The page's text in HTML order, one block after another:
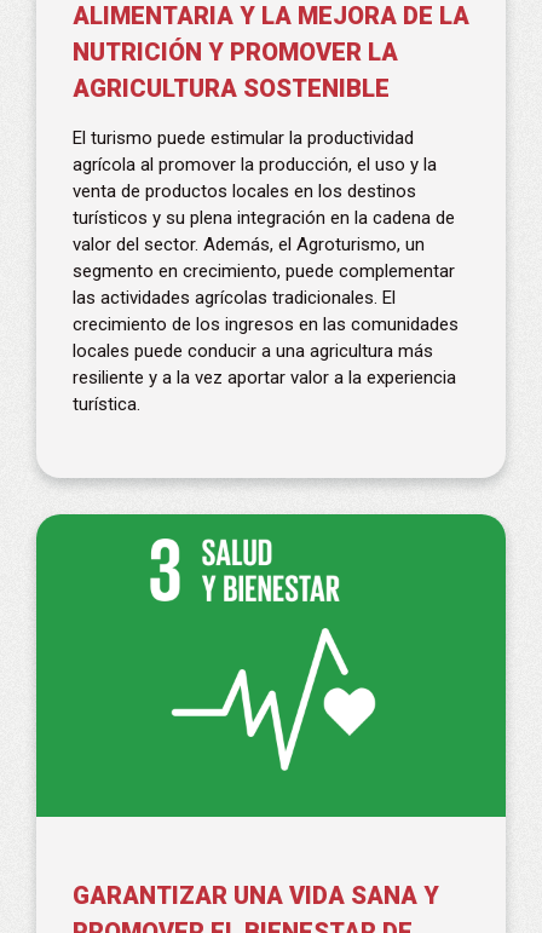
ALIMENTARIA Y LA MEJORA DE LA
NUTRICIÓN Y PROMOVER LA
AGRICULTURA SOSTENIBLE
El turismo puede estimular la productividad
agrícola al promover la producción, el uso y la
venta de productos locales en los destinos
turísticos y su plena integración en la cadena de
valor del sector. Además, el Agroturismo, un
segmento en crecimiento, puede complementar
las actividades agrícolas tradicionales. El
crecimiento de los ingresos en las comunidades
locales puede conducir a una agricultura más
resiliente y a la vez aportar valor a la experiencia
turística.
GARANTIZAR UNA VIDA SANA Y